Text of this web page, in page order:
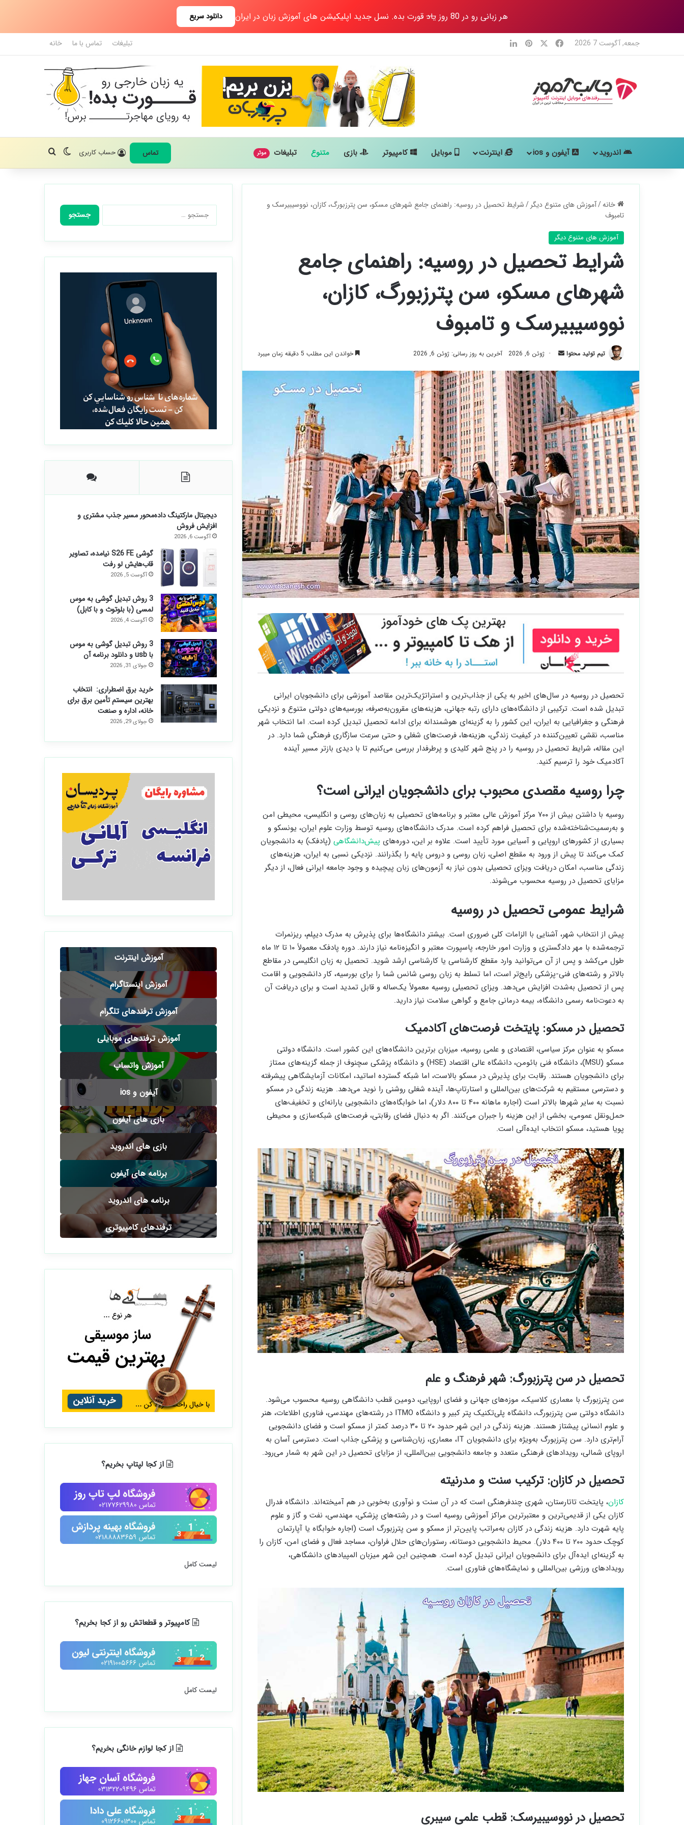
هر زبانی رو در 80 روز یادقورت بده. نسل جدید اپلیکیشن های آموزش زبان در ایران دانلود سریع
جمعه, آگوست 7 2026 فیس بوک‫پین‌ترست
لینکدین تبلیغات تماس با ما خانه
اندروید آیفون و ios اینترنت موبایل کامپیوتر بازی متنوع تبلیغات موثر تماس حساب کاربری تغییر پوسته
جستجو برای
خانه/آموزش های متنوع دیگر /شرایط تحصیل در روسیه: راهنمای جامع شهرهای مسکو، سن پترزبورگ، کازان، نووسیبیرسک و
تامبوف
آموزش های متنوع دیگر
شرایط تحصیل در روسیه: راهنمای جامع
شهرهای مسکو، سن پترزبورگ، کازان،
نووسیبیرسک و تامبوف
تیم تولید محتوا
ارسال ژوئن 6, 2026 آخرین به روز رسانی: ژوئن 6, 2026 خواندن این مطلب 5 دقیقه زمان میبرد
تحصیل در روسیه در سال‌های اخیر به یکی از جذاب‌ترین و استراتژیک‌ترین مقاصد آموزشی برای دانشجویان ایرانی
تبدیل شده است. ترکیبی از دانشگاه‌های دارای رتبه جهانی، هزینه‌های مقرون‌به‌صرفه، بورسیه‌های دولتی متنوع و نزدیکی
فرهنگی و جغرافیایی به ایران، این کشور را به گزینه‌ای هوشمندانه برای ادامه تحصیل تبدیل کرده است. اما انتخاب شهر
مناسب، نقشی تعیین‌کننده در کیفیت زندگی، هزینه‌ها، فرصت‌های شغلی و حتی سرعت سازگاری فرهنگی شما دارد. در
این مقاله، شرایط تحصیل در روسیه را در پنج شهر کلیدی و پرطرفدار بررسی می‌کنیم تا با دیدی بازتر مسیر آینده
آکادمیک خود را ترسیم کنید.
چرا روسیه مقصدی محبوب برای دانشجویان ایرانی است؟
روسیه با داشتن بیش از ۷۰۰ مرکز آموزش عالی معتبر و برنامه‌های تحصیلی به زبان‌های روسی و انگلیسی، محیطی امن
و به‌رسمیت‌شناخته‌شده برای تحصیل فراهم کرده است. مدرک دانشگاه‌های روسیه توسط وزارت علوم ایران، یونسکو و
بسیاری از کشورهای اروپایی و آسیایی مورد تأیید است. علاوه بر این، دوره‌های پیش‌دانشگاهی (پادفک) به دانشجویان
کمک می‌کند تا پیش از ورود به مقطع اصلی، زبان روسی و دروس پایه را بگذرانند. نزدیکی نسبی به ایران، هزینه‌های
زندگی مناسب، امکان دریافت ویزای تحصیلی بدون نیاز به آزمون‌های زبان پیچیده و وجود جامعه ایرانی فعال، از دیگر
مزایای تحصیل در روسیه محسوب می‌شوند.
شرایط عمومی تحصیل در روسیه
پیش از انتخاب شهر، آشنایی با الزامات کلی ضروری است. بیشتر دانشگاه‌ها برای پذیرش به مدرک دیپلم، ریزنمرات
ترجمه‌شده با مهر دادگستری و وزارت امور خارجه، پاسپورت معتبر و انگیزه‌نامه نیاز دارند. دوره پادفک معمولاً ۱۰ تا ۱۲ ماه
طول می‌کشد و پس از آن می‌توانید وارد مقطع کارشناسی یا کارشناسی ارشد شوید. تحصیل به زبان انگلیسی در مقاطع
بالاتر و رشته‌های فنی-پزشکی رایج‌تر است، اما تسلط به زبان روسی شانس شما را برای بورسیه، کار دانشجویی و اقامت
پس از تحصیل به‌شدت افزایش می‌دهد. ویزای تحصیلی روسیه معمولاً یک‌ساله و قابل تمدید است و برای دریافت آن
به دعوت‌نامه رسمی دانشگاه، بیمه درمانی جامع و گواهی سلامت نیاز دارید.
تحصیل در مسکو: پایتخت فرصت‌های آکادمیک
مسکو به عنوان مرکز سیاسی، اقتصادی و علمی روسیه، میزبان برترین دانشگاه‌های این کشور است. دانشگاه دولتی
مسکو (MSU)، دانشگاه فنی بائومن، دانشگاه عالی اقتصاد (HSE) و دانشگاه پزشکی سچنوف از جمله گزینه‌های ممتاز
برای دانشجویان هستند. رقابت برای پذیرش در مسکو بالاست، اما شبکه گسترده اساتید، امکانات آزمایشگاهی پیشرفته
و دسترسی مستقیم به شرکت‌های بین‌المللی و استارتاپ‌ها، آینده شغلی روشنی را نوید می‌دهد. هزینه زندگی در مسکو
نسبت به سایر شهرها بالاتر است (اجاره ماهانه ۴۰۰ تا ۸۰۰ دلار)، اما خوابگاه‌های دانشجویی یارانه‌ای و تخفیف‌های
حمل‌ونقل عمومی، بخشی از این هزینه را جبران می‌کنند. اگر به دنبال فضای رقابتی، فرصت‌های شبکه‌سازی و محیطی
پویا هستید، مسکو انتخاب ایده‌آلی است.
تحصیل در سن پترزبورگ: شهر فرهنگ و علم
سن پترزبورگ با معماری کلاسیک، موزه‌های جهانی و فضای اروپایی، دومین قطب دانشگاهی روسیه محسوب می‌شود.
دانشگاه دولتی سن پترزبورگ، دانشگاه پلی‌تکنیک پتر کبیر و دانشگاه ITMO در رشته‌های مهندسی، فناوری اطلاعات، هنر
و علوم انسانی پیشتاز هستند. هزینه زندگی در این شهر حدود ۲۰ تا ۳۰ درصد کمتر از مسکو است و فضای دانشجویی
آرام‌تری دارد. سن پترزبورگ به‌ویژه برای دانشجویان IT، معماری، زبان‌شناسی و پزشکی جذاب است. دسترسی آسان به
اروپای شمالی، رویدادهای فرهنگی متعدد و جامعه دانشجویی بین‌المللی، از مزایای تحصیل در این شهر به شمار می‌رود.
تحصیل در کازان: ترکیب سنت و مدرنیته
کازان، پایتخت تاتارستان، شهری چندفرهنگی است که در آن سنت و نوآوری به‌خوبی در هم آمیخته‌اند. دانشگاه فدرال
کازان یکی از قدیمی‌ترین و معتبرترین مراکز آموزشی روسیه است و در رشته‌های پزشکی، مهندسی، نفت و گاز و علوم
پایه شهرت دارد. هزینه زندگی در کازان به‌مراتب پایین‌تر از مسکو و سن پترزبورگ است (اجاره خوابگاه یا آپارتمان
کوچک حدود ۲۰۰ تا ۴۰۰ دلار). محیط دانشجویی دوستانه، رستوران‌های حلال فراوان، مساجد فعال و فضای امن، کازان را
به گزینه‌ای ایده‌آل برای دانشجویان ایرانی تبدیل کرده است. همچنین این شهر میزبان المپیادهای دانشگاهی،
رویدادهای ورزشی بین‌المللی و نمایشگاه‌های فناوری است.
تحصیل در نووسیبیرسک: قطب علمی سیبری
جستجو
برای:
دیجیتال مارکتینگ داده‌محور مسیر جذب مشتری و
افزایش فروش
آگوست 6, 2026
گوشی S26 FE نیامده، تصاویر
قاب‌هایش لو رفت
آگوست 5, 2026
3 روش تبدیل گوشی به موس
لمسی (با بلوتوث و با کابل)
آگوست 4, 2026
3 روش تبدیل گوشی به موس
با usb و دانلود برنامه آن
جولای 31, 2026
خرید برق اضطراری: انتخاب
بهترین سیستم تأمین برق برای
خانه، اداره و صنعت
جولای 29, 2026
آموزش اینترنت
آموزش اینستاگرام
آموزش ترفندهای تلگرام
آموزش ترفندهای موبایلی
آموزش واتساپ
آیفون و ios
بازی های آیفون
بازی های اندروید
برنامه های آیفون
برنامه های اندروید
ترفندهای کامپیوتری
از کجا لپتاپ بخریم؟
لیست کامل
کامپیوتر و قطعاتش رو از کجا بخریم؟
لیست کامل
از کجا لوازم خانگی بخریم؟